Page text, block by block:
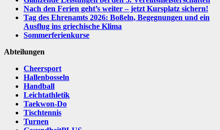
Nach den Ferien geht’s weiter – jetzt Kursplatz sichern!
Tag des Ehrenamts 2026: Boßeln, Begegnungen und ein
Ausflug ins griechische Klima
Sommerferienkurse
Abteilungen
Cheersport
Hallenbosseln
Handball
Leichtathletik
Taekwon-Do
Tischtennis
Turnen